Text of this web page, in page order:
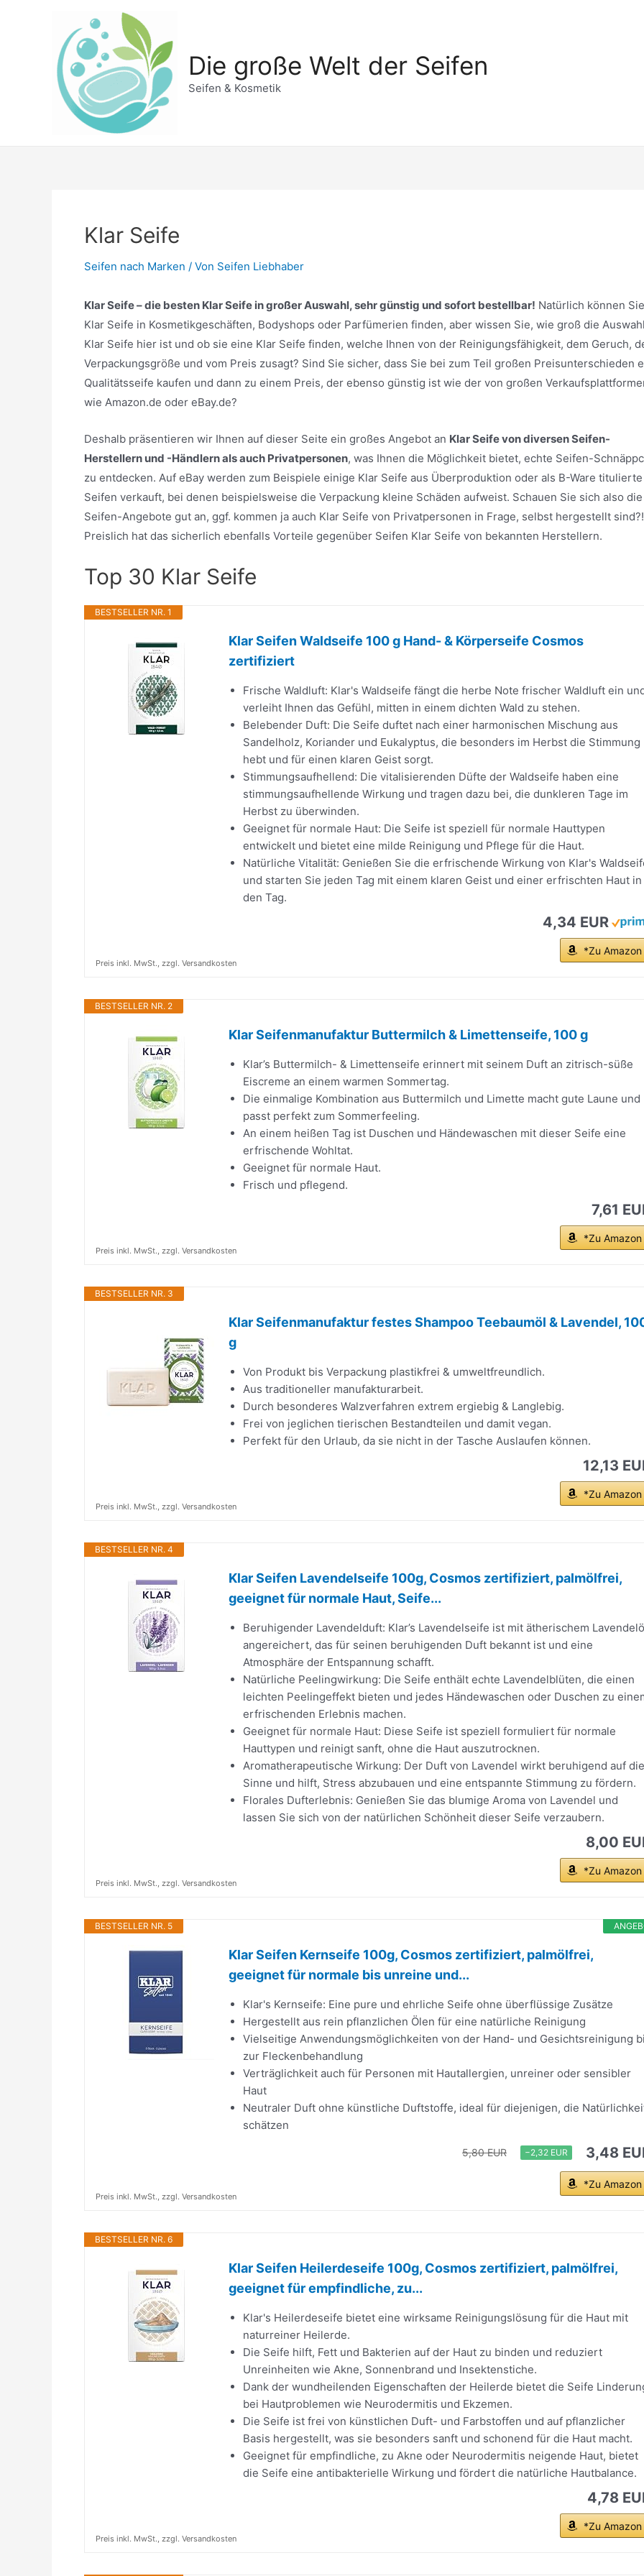
Die große Welt der Seifen
Seifen & Kosmetik
Klar Seife
Seifen nach Marken / Von Seifen Liebhaber
Klar Seife – die besten Klar Seife in großer Auswahl, sehr günstig und sofort bestellbar! Natürlich können Sie
Klar Seife in Kosmetikgeschäften, Bodyshops oder Parfümerien finden, aber wissen Sie, wie groß die
Klar Seife hier ist und ob sie eine Klar Seife finden, welche Ihnen von der Reinigungsfähigkeit, dem Geruch,
Verpackungsgröße und vom Preis zusagt? Sind Sie sicher, dass Sie bei zum Teil großen Preisunterschieden
Qualitätsseife kaufen und dann zu einem Preis, der ebenso günstig ist wie der von großen
wie Amazon.de oder eBay.de?
Deshalb präsentieren wir Ihnen auf dieser Seite ein großes Angebot an Klar Seife von diversen Seifen-
Herstellern und -Händlern als auch Privatpersonen, was Ihnen die Möglichkeit bietet, echte Seifen-
zu entdecken. Auf eBay werden zum Beispiele einige Klar Seife aus Überproduktion oder als B-Ware titulierte
Seifen verkauft, bei denen beispielsweise die Verpackung kleine Schäden aufweist. Schauen Sie sich also die
Seifen-Angebote gut an, ggf. kommen ja auch Klar Seife von Privatpersonen in Frage, selbst hergestellt sind?!
Preislich hat das sicherlich ebenfalls Vorteile gegenüber Seifen Klar Seife von bekannten Herstellern.
Top 30 Klar Seife
BESTSELLER NR. 1
Klar Seifen Waldseife 100 g Hand- & Körperseife Cosmos
zertifiziert
Frische Waldluft: Klar's Waldseife fängt die herbe Note frischer Waldluft ein
verleiht Ihnen das Gefühl, mitten in einem dichten Wald zu stehen.
Belebender Duft: Die Seife duftet nach einer harmonischen Mischung aus
Sandelholz, Koriander und Eukalyptus, die besonders im Herbst die Stimmung
hebt und für einen klaren Geist sorgt.
Stimmungsaufhellend: Die vitalisierenden Düfte der Waldseife haben eine
stimmungsaufhellende Wirkung und tragen dazu bei, die dunkleren Tage im
Herbst zu überwinden.
Geeignet für normale Haut: Die Seife ist speziell für normale Hauttypen
entwickelt und bietet eine milde Reinigung und Pflege für die Haut.
Natürliche Vitalität: Genießen Sie die erfrischende Wirkung von Klar's
und starten Sie jeden Tag mit einem klaren Geist und einer erfrischten Haut in
den Tag.
4,34 EUR
*Zu Amazon
Preis inkl. MwSt., zzgl. Versandkosten
BESTSELLER NR. 2
Klar Seifenmanufaktur Buttermilch & Limettenseife, 100 g
Klar’s Buttermilch- & Limettenseife erinnert mit seinem Duft an zitrisch-süße
Eiscreme an einem warmen Sommertag.
Die einmalige Kombination aus Buttermilch und Limette macht gute Laune und
passt perfekt zum Sommerfeeling.
An einem heißen Tag ist Duschen und Händewaschen mit dieser Seife eine
erfrischende Wohltat.
Geeignet für normale Haut.
Frisch und pflegend.
7,61
*Zu Amazon
Preis inkl. MwSt., zzgl. Versandkosten
BESTSELLER NR. 3
Klar Seifenmanufaktur festes Shampoo Teebaumöl & Lavendel,
g
Von Produkt bis Verpackung plastikfrei & umweltfreundlich.
Aus traditioneller manufakturarbeit.
Durch besonderes Walzverfahren extrem ergiebig & Langlebig.
Frei von jeglichen tierischen Bestandteilen und damit vegan.
Perfekt für den Urlaub, da sie nicht in der Tasche Auslaufen können.
12,13
*Zu Amazon
Preis inkl. MwSt., zzgl. Versandkosten
BESTSELLER NR. 4
Klar Seifen Lavendelseife 100g, Cosmos zertifiziert, palmölfrei,
geeignet für normale Haut, Seife...
Beruhigender Lavendelduft: Klar’s Lavendelseife ist mit ätherischem
angereichert, das für seinen beruhigenden Duft bekannt ist und eine
Atmosphäre der Entspannung schafft.
Natürliche Peelingwirkung: Die Seife enthält echte Lavendelblüten, die einen
leichten Peelingeffekt bieten und jedes Händewaschen oder Duschen zu
erfrischenden Erlebnis machen.
Geeignet für normale Haut: Diese Seife ist speziell formuliert für normale
Hauttypen und reinigt sanft, ohne die Haut auszutrocknen.
Aromatherapeutische Wirkung: Der Duft von Lavendel wirkt beruhigend auf die
Sinne und hilft, Stress abzubauen und eine entspannte Stimmung zu fördern.
Florales Dufterlebnis: Genießen Sie das blumige Aroma von Lavendel und
lassen Sie sich von der natürlichen Schönheit dieser Seife verzaubern.
8,00
*Zu Amazon
Preis inkl. MwSt., zzgl. Versandkosten
BESTSELLER NR. 5
Klar Seifen Kernseife 100g, Cosmos zertifiziert, palmölfrei,
geeignet für normale bis unreine und...
Klar's Kernseife: Eine pure und ehrliche Seife ohne überflüssige Zusätze
Hergestellt aus rein pflanzlichen Ölen für eine natürliche Reinigung
Vielseitige Anwendungsmöglichkeiten von der Hand- und Gesichtsreinigung
zur Fleckenbehandlung
Verträglichkeit auch für Personen mit Hautallergien, unreiner oder sensibler
Haut
Neutraler Duft ohne künstliche Duftstoffe, ideal für diejenigen, die
schätzen
5,80 EUR −2,32 EUR 3,48
*Zu Amazon
Preis inkl. MwSt., zzgl. Versandkosten
BESTSELLER NR. 6
Klar Seifen Heilerdeseife 100g, Cosmos zertifiziert, palmölfrei,
geeignet für empfindliche, zu...
Klar's Heilerdeseife bietet eine wirksame Reinigungslösung für die Haut mit
naturreiner Heilerde.
Die Seife hilft, Fett und Bakterien auf der Haut zu binden und reduziert
Unreinheiten wie Akne, Sonnenbrand und Insektenstiche.
Dank der wundheilenden Eigenschaften der Heilerde bietet die Seife
bei Hautproblemen wie Neurodermitis und Ekzemen.
Die Seife ist frei von künstlichen Duft- und Farbstoffen und auf pflanzlicher
Basis hergestellt, was sie besonders sanft und schonend für die Haut macht.
Geeignet für empfindliche, zu Akne oder Neurodermitis neigende Haut, bietet
die Seife eine antibakterielle Wirkung und fördert die natürliche Hautbalance.
4,78
*Zu Amazon
Preis inkl. MwSt., zzgl. Versandkosten